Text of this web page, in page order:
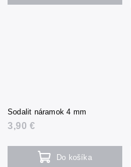
Sodalit náramok 4 mm
3,90 €
Do košíka